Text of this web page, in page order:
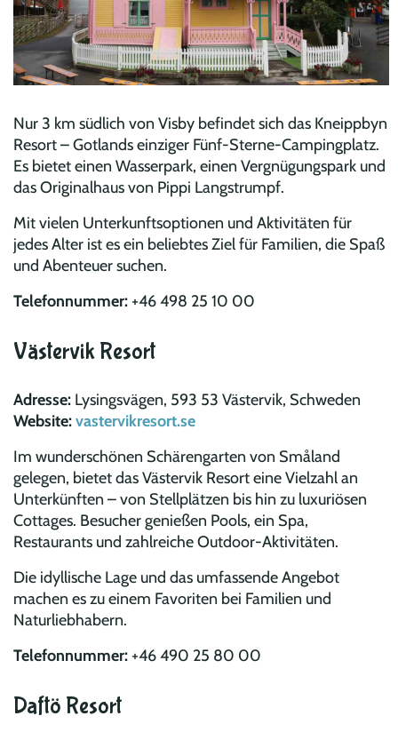
Nur 3 km südlich von Visby befindet sich das Kneippbyn
Resort – Gotlands einziger Fünf-Sterne-Campingplatz.
Es bietet einen Wasserpark, einen Vergnügungspark und
das Originalhaus von Pippi Langstrumpf.
Mit vielen Unterkunftsoptionen und Aktivitäten für
jedes Alter ist es ein beliebtes Ziel für Familien, die Spaß
und Abenteuer suchen.
Telefonnummer:+46 498 25 10 00
Västervik Resort
Adresse: Lysingsvägen, 593 53 Västervik, Schweden
Website:vastervikresort.se
Im wunderschönen Schärengarten von Småland
gelegen, bietet das Västervik Resort eine Vielzahl an
Unterkünften – von Stellplätzen bis hin zu luxuriösen
Cottages. Besucher genießen Pools, ein Spa,
Restaurants und zahlreiche Outdoor-Aktivitäten.
Die idyllische Lage und das umfassende Angebot
machen es zu einem Favoriten bei Familien und
Naturliebhabern.
Telefonnummer:+46 490 25 80 00
Daftö Resort